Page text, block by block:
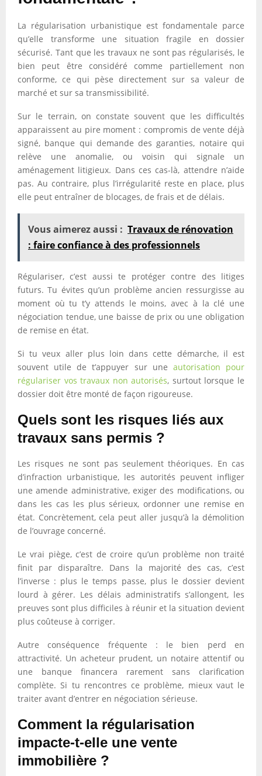
La régularisation urbanistique est fondamentale parce
qu’elle transforme une situation fragile en dossier
sécurisé. Tant que les travaux ne sont pas régularisés, le
bien peut être considéré comme partiellement non
conforme, ce qui pèse directement sur sa valeur de
marché et sur sa transmissibilité.
Sur le terrain, on constate souvent que les difficultés
apparaissent au pire moment : compromis de vente déjà
signé, banque qui demande des garanties, notaire qui
relève une anomalie, ou voisin qui signale un
aménagement litigieux. Dans ces cas-là, attendre n’aide
pas. Au contraire, plus l’irrégularité reste en place, plus
elle peut entraîner de blocages, de frais et de délais.
Vous aimerez aussi : Travaux de rénovation
: faire confiance à des professionnels
Régulariser, c’est aussi te protéger contre des litiges
futurs. Tu évites qu’un problème ancien ressurgisse au
moment où tu t’y attends le moins, avec à la clé une
négociation tendue, une baisse de prix ou une obligation
de remise en état.
Si tu veux aller plus loin dans cette démarche, il est
souvent utile de t’appuyer sur une autorisation pour
régulariser vos travaux non autorisés, surtout lorsque le
dossier doit être monté de façon rigoureuse.
Quels sont les risques liés aux
travaux sans permis ?
Les risques ne sont pas seulement théoriques. En cas
d’infraction urbanistique, les autorités peuvent infliger
une amende administrative, exiger des modifications, ou
dans les cas les plus sérieux, ordonner une remise en
état. Concrètement, cela peut aller jusqu’à la démolition
de l’ouvrage concerné.
Le vrai piège, c’est de croire qu’un problème non traité
finit par disparaître. Dans la majorité des cas, c’est
l’inverse : plus le temps passe, plus le dossier devient
lourd à gérer. Les délais administratifs s’allongent, les
preuves sont plus difficiles à réunir et la situation devient
plus coûteuse à corriger.
Autre conséquence fréquente : le bien perd en
attractivité. Un acheteur prudent, un notaire attentif ou
une banque financera rarement sans clarification
complète. Si tu rencontres ce problème, mieux vaut le
traiter avant d’entrer en négociation sérieuse.
Comment la régularisation
impacte-t-elle une vente
immobilière ?